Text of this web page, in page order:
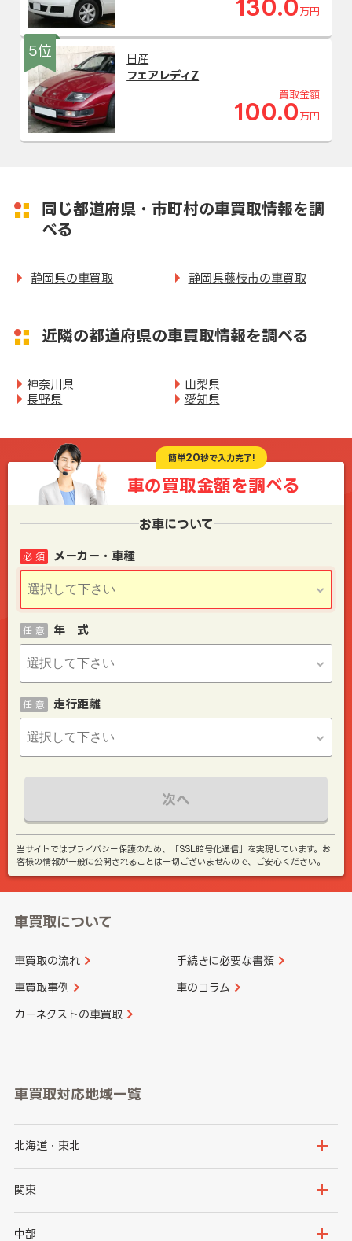
130.0 万円
5位
日産
フェアレディZ
買取金額
100.0 万円
同じ都道府県・市町村の車買取情報を調
べる
静岡県の車買取 静岡県藤枝市の車買取
近隣の都道府県の車買取情報を調べる
神奈川県
山梨県
長野県
愛知県
簡単20秒で入力完了!
車の買取金額を調べる
お車について
メーカー・車種
必 須
年 式
任 意
走行距離
任 意
次へ
当サイトではプライバシー保護のため、「SSL暗号化通信」を実現しています。お
客様の情報が一般に公開されることは一切ございませんので、ご安心ください。
車買取について
車買取の流れ 手続きに必要な書類
車買取事例 車のコラム
カーネクストの車買取
車買取対応地域一覧
北海道・東北
北海道
岩手県
関東
茨城県
中部